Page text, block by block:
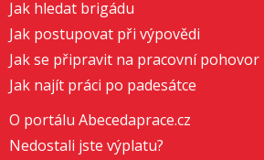
Jak hledat brigádu
Jak postupovat při výpovědi
Jak se připravit na pracovní pohovor
Jak najít práci po padesátce
O portálu Abecedaprace.cz
Nedostali jste výplatu?